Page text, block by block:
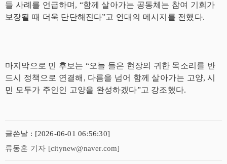
들 사례를 언급하며 , “함께 살아가는 공동체는 참여 기회가
보장될 때 더욱 단단해진다”고 연대의 메시지를 전했다.
마지막으로 민 후보는 “오늘 들은 현장의 귀한 목소리를 반
드시 정책으로 연결해 , 다름을 넘어 함께 살아가는 고양,시
민 모두가 주인인 고양을 완성하겠다”고 강조했다.
글쓴날 : [2026-06-01 06:56:30]
류동훈 기자 [citynew@naver.com]